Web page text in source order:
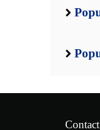
Contact